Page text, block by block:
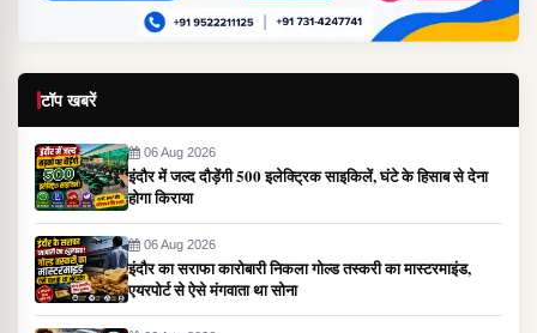
टॉप खबरें
06 Aug 2026
इंदौर में जल्द दौड़ेंगी 500 इलेक्ट्रिक साइकिलें, घंटे के हिसाब से देना
होगा किराया
06 Aug 2026
इंदौर का सराफा कारोबारी निकला गोल्ड तस्करी का मास्टरमाइंड,
एयरपोर्ट से ऐसे मंगवाता था सोना